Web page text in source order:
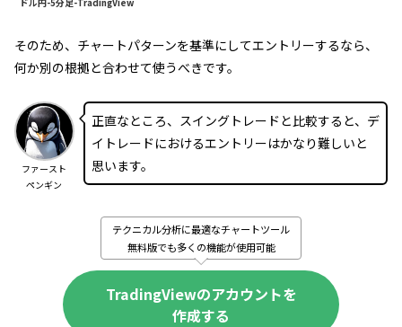
ドル円-5分足-TradingView
そのため、チャートパターンを基準にしてエントリーするなら、
何か別の根拠と合わせて使うべきです。
ファースト
ペンギン
正直なところ、スイングトレードと比較すると、デ
イトレードにおけるエントリーはかなり難しいと
思います。
テクニカル分析に最適なチャートツール
無料版でも多くの機能が使用可能
TradingViewのアカウントを
作成する